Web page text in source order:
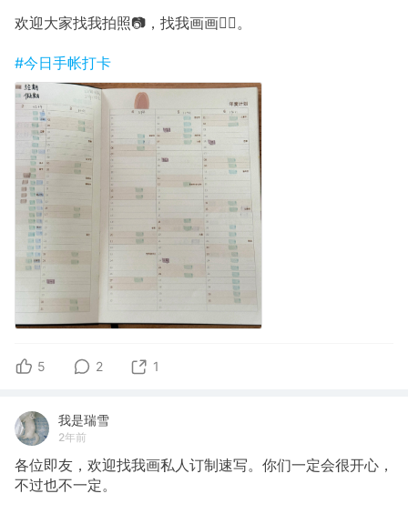
欢迎大家找我拍照📷，找我画画✍🏼。
#今日手帐打卡
5 2 1
我是瑞雪
2年前
各位即友，欢迎找我画私人订制速写。你们一定会很开心，
不过也不一定。